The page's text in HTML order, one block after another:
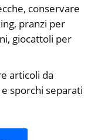
conservare
pranzi per
giocattoli per
articoli da
sporchi separati